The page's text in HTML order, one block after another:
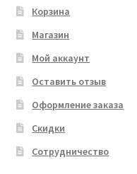
Корзина
Магазин
Мой аккаунт
Оставить отзыв
Оформление заказа
Скидки
Сотрудничество